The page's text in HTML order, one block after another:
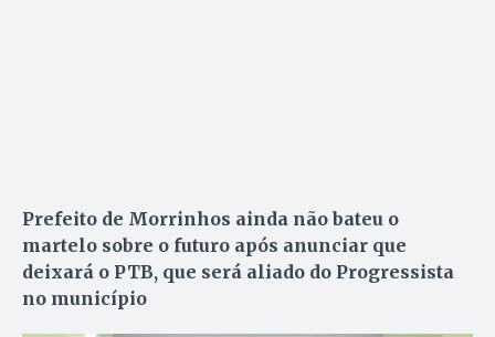
Prefeito de Morrinhos ainda não bateu o
martelo sobre o futuro após anunciar que
deixará o PTB, que será aliado do Progressista
no município